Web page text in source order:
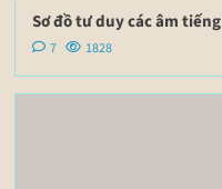
Sơ đồ tư duy các âm
7 1828